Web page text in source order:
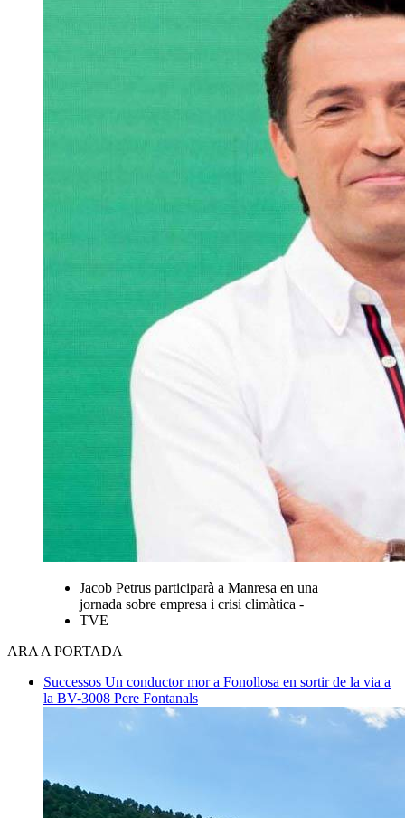
Jacob Petrus participarà a Manresa en una
jornada sobre empresa i crisi climàtica -
TVE
ARA A PORTADA
Successos Un conductor mor a Fonollosa en sortir de la via a
la BV-3008 Pere Fontanals